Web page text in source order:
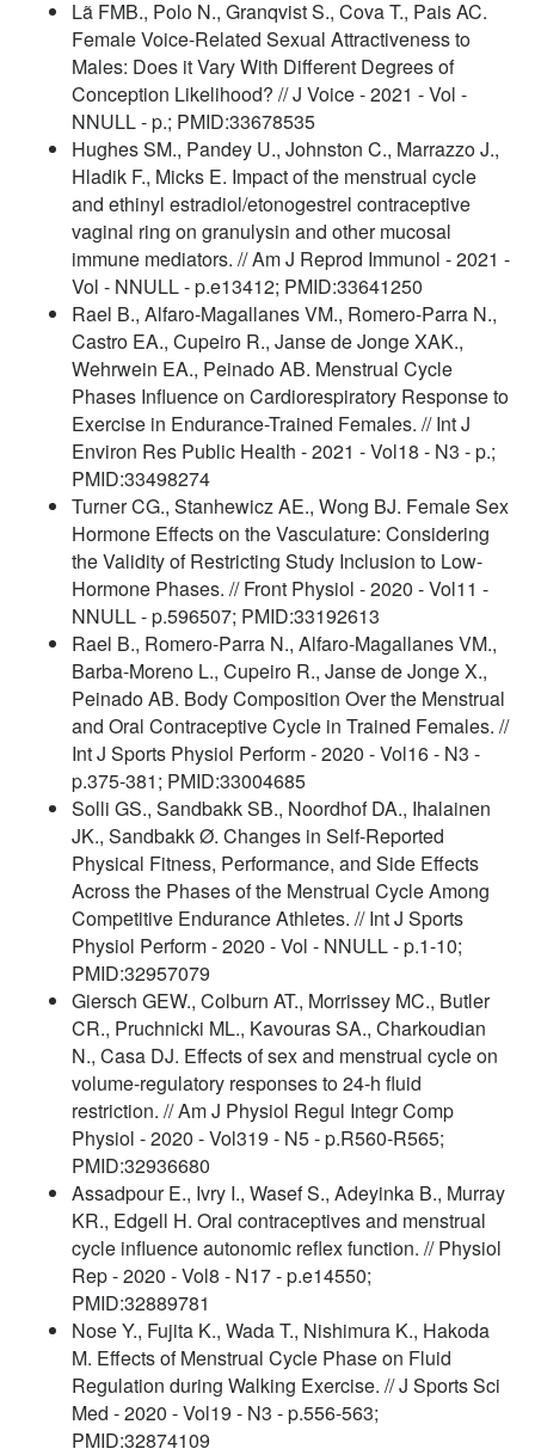
Lã FMB., Polo N., Granqvist S., Cova T., Pais AC.
Female Voice-Related Sexual Attractiveness to
Males: Does it Vary With Different Degrees of
Conception Likelihood? // J Voice - 2021 - Vol -
NNULL - p.; PMID:33678535
Hughes SM., Pandey U., Johnston C., Marrazzo J.,
Hladik F., Micks E. Impact of the menstrual cycle
and ethinyl estradiol/etonogestrel contraceptive
vaginal ring on granulysin and other mucosal
immune mediators. // Am J Reprod Immunol - 2021 -
Vol - NNULL - p.e13412; PMID:33641250
Rael B., Alfaro-Magallanes VM., Romero-Parra N.,
Castro EA., Cupeiro R., Janse de Jonge XAK.,
Wehrwein EA., Peinado AB. Menstrual Cycle
Phases Influence on Cardiorespiratory Response to
Exercise in Endurance-Trained Females. // Int J
Environ Res Public Health - 2021 - Vol18 - N3 - p.;
PMID:33498274
Turner CG., Stanhewicz AE., Wong BJ. Female Sex
Hormone Effects on the Vasculature: Considering
the Validity of Restricting Study Inclusion to Low-
Hormone Phases. // Front Physiol - 2020 - Vol11 -
NNULL - p.596507; PMID:33192613
Rael B., Romero-Parra N., Alfaro-Magallanes VM.,
Barba-Moreno L., Cupeiro R., Janse de Jonge X.,
Peinado AB. Body Composition Over the Menstrual
and Oral Contraceptive Cycle in Trained Females. //
Int J Sports Physiol Perform - 2020 - Vol16 - N3 -
p.375-381; PMID:33004685
Solli GS., Sandbakk SB., Noordhof DA., Ihalainen
JK., Sandbakk Ø. Changes in Self-Reported
Physical Fitness, Performance, and Side Effects
Across the Phases of the Menstrual Cycle Among
Competitive Endurance Athletes. // Int J Sports
Physiol Perform - 2020 - Vol - NNULL - p.1-10;
PMID:32957079
Giersch GEW., Colburn AT., Morrissey MC., Butler
CR., Pruchnicki ML., Kavouras SA., Charkoudian
N., Casa DJ. Effects of sex and menstrual cycle on
volume-regulatory responses to 24-h fluid
restriction. // Am J Physiol Regul Integr Comp
Physiol - 2020 - Vol319 - N5 - p.R560-R565;
PMID:32936680
Assadpour E., Ivry I., Wasef S., Adeyinka B., Murray
KR., Edgell H. Oral contraceptives and menstrual
cycle influence autonomic reflex function. // Physiol
Rep - 2020 - Vol8 - N17 - p.e14550;
PMID:32889781
Nose Y., Fujita K., Wada T., Nishimura K., Hakoda
M. Effects of Menstrual Cycle Phase on Fluid
Regulation during Walking Exercise. // J Sports Sci
Med - 2020 - Vol19 - N3 - p.556-563;
PMID:32874109